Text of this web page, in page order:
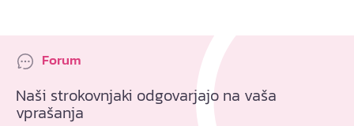
Forum
Naši strokovnjaki odgovarjajo na vaša
vprašanja